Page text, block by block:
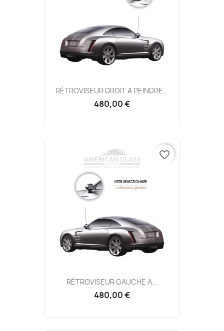
RÉTROVISEUR DROIT A PEINDRE...
480,00 €
RÉTROVISEUR GAUCHE A...
480,00 €
favorite_border